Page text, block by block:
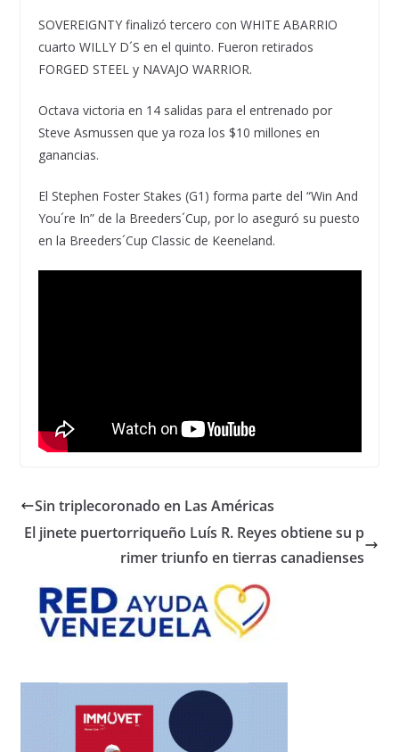
SOVEREIGNTY finalizó tercero con WHITE ABARRIO
cuarto WILLY D´S en el quinto. Fueron retirados
FORGED STEEL y NAVAJO WARRIOR.
Octava victoria en 14 salidas para el entrenado por
Steve Asmussen que ya roza los $10 millones en
ganancias.
El Stephen Foster Stakes (G1) forma parte del “Win And
You´re In” de la Breeders´Cup, por lo aseguró su puesto
en la Breeders´Cup Classic de Keeneland.
Sin triplecoronado en Las Américas
El jinete puertorriqueño Luís R. Reyes obtiene su p
rimer triunfo en tierras canadienses